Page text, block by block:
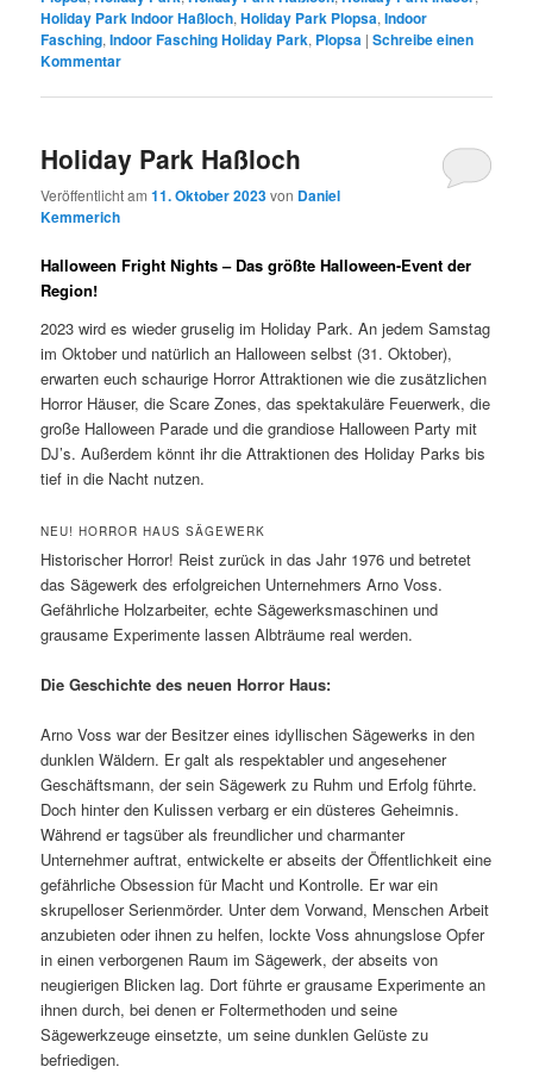
Holiday Park Indoor Haßloch,Holiday Park Plopsa,Indoor
Fasching,Indoor Fasching Holiday Park, Plopsa |Schreibe einen
Kommentar
Holiday Park Haßloch
Veröffentlicht am11. Oktober 2023von Daniel
Kemmerich
Halloween Fright Nights – Das größte Halloween-Event der
Region!
2023 wird es wieder gruselig im Holiday Park. An jedem Samstag
im Oktober und natürlich an Halloween selbst (31. Oktober),
erwarten euch schaurige Horror Attraktionen wie die zusätzlichen
Horror Häuser, die Scare Zones, das spektakuläre Feuerwerk, die
große Halloween Parade und die grandiose Halloween Party mit
DJ’s. Außerdem könnt ihr die Attraktionen des Holiday Parks bis
tief in die Nacht nutzen.
NEU! HORROR HAUS SÄGEWERK
Historischer Horror! Reist zurück in das Jahr 1976 und betretet
das Sägewerk des erfolgreichen Unternehmers Arno Voss.
Gefährliche Holzarbeiter, echte Sägewerksmaschinen und
grausame Experimente lassen Albträume real werden.
Die Geschichte des neuen Horror Haus:
Arno Voss war der Besitzer eines idyllischen Sägewerks in den
dunklen Wäldern. Er galt als respektabler und angesehener
Geschäftsmann, der sein Sägewerk zu Ruhm und Erfolg führte.
Doch hinter den Kulissen verbarg er ein düsteres Geheimnis.
Während er tagsüber als freundlicher und charmanter
Unternehmer auftrat, entwickelte er abseits der Öffentlichkeit eine
gefährliche Obsession für Macht und Kontrolle. Er war ein
skrupelloser Serienmörder. Unter dem Vorwand, Menschen Arbeit
anzubieten oder ihnen zu helfen, lockte Voss ahnungslose Opfer
in einen verborgenen Raum im Sägewerk, der abseits von
neugierigen Blicken lag. Dort führte er grausame Experimente an
ihnen durch, bei denen er Foltermethoden und seine
Sägewerkzeuge einsetzte, um seine dunklen Gelüste zu
befriedigen.